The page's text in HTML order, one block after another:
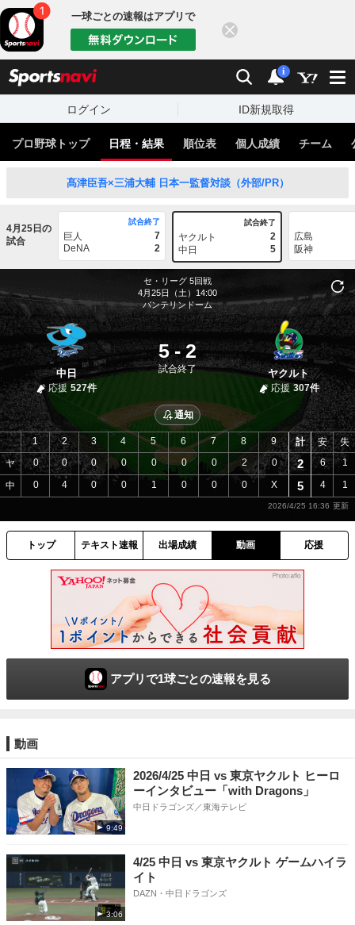
一球ごとの速報はアプリで
検索 通知
i
ログイン ID新規取得
プロ野球トップ 日程・結果 順位表 個人成績 チーム
髙津臣吾×三浦大輔 日本一監督対談（外部/PR）
4月25日の
試合
試合終了
巨人
7
DeNA
2
試合終了
ヤクルト
2
中日
5
広島
阪神
セ・リーグ 5回戦
4月25日（土）14:00
バンテリンドーム
中日
応援 527件
5 - 2
試合終了 ヤクルト
応援 307件
通知
ヤ
中
1 2 3 4 5 6 7 8
9
0
0 0 0 0 0 0 2
0
0
4 0 0 1 0 0 0 X
計 安 失
2 6 1
5 4 1
2026/4/25 16:36
トップ テキスト速報 出場成績 動画 応援
アプリで1球ごとの速報を見る
動画
9:49
2026/4/25 中日 vs 東京ヤクルト ヒーロ
ーインタビュー「with Dragons」
中日ドラゴンズ／東海テレビ
3:06
4/25 中日 vs 東京ヤクルト ゲームハイラ
イト
DAZN・中日ドラゴンズ